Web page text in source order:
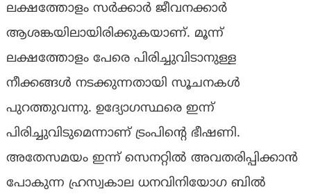
ലക്ഷത്തോളം സര്‍ക്കാര്‍ ജീവനക്കാര്‍
ആശങ്കയിലായിരിക്കുകയാണ്. മൂന്ന്
ലക്ഷത്തോളം പേരെ പിരിച്ചുവിടാനുള്ള
നീക്കങ്ങള്‍ നടക്കുന്നതായി സൂചനകള്‍
പുറത്തുവന്നു. ഉദ്യോഗസ്ഥരെ ഇന്ന്
പിരിച്ചുവിടുമെന്നാണ് ട്രംപിന്റെ ഭീഷണി.
അതേസമയം ഇന്ന് സെനറ്റില്‍ അവതരിപ്പിക്കാന്‍
പോകുന്ന ഹ്രസ്വകാല ധനവിനിയോഗ ബില്‍